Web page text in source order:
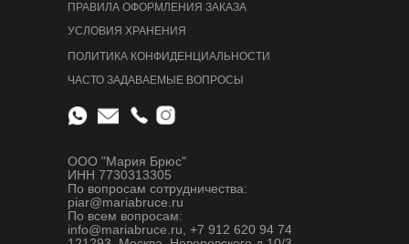
ПРАВИЛА ОФОРМЛЕНИЯ ЗАКАЗА
УСЛОВИЯ ХРАНЕНИЯ
ПОЛИТИКА КОНФИДЕНЦИАЛЬНОСТИ
ЧАСТО ЗАДАВАЕМЫЕ ВОПРОСЫ
ООО "Мария Брюс"
ИНН 7730313305
По вопросам сотрудничества:
piar@mariabruce.ru
По всем вопросам:
info@mariabruce.ru, +7 912 620 94 74